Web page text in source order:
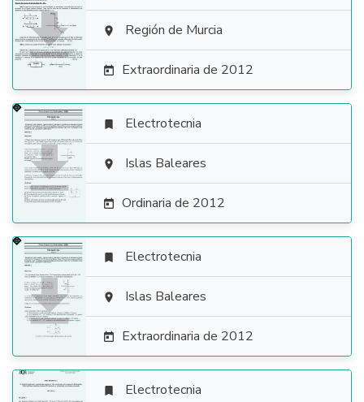
  Región de Murcia
 Extraordinaria de 2012

 Electrotecnia
 Islas Baleares
 Ordinaria de 2012

 Electrotecnia
 Islas Baleares
 Extraordinaria de 2012
 Electrotecnia